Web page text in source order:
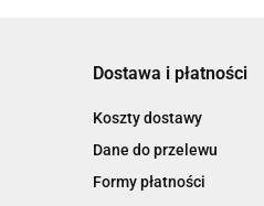
Dostawa i płatności
Koszty dostawy
Dane do przelewu
Formy płatności